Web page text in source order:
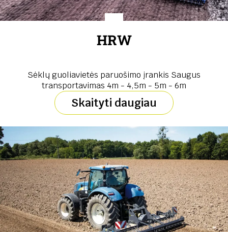
HRW
Sėklų guoliavietės paruošimo įrankis Saugus
transportavimas 4m - 4,5m - 5m - 6m
Skaityti daugiau